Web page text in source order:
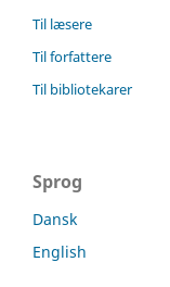
Til læsere
Til forfattere
Til bibliotekarer
Sprog
Dansk
English